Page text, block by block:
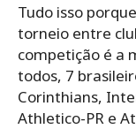
Tudo isso
torneio entre
competição é a
todos, 7
Corinthians,
Athletico-PR e